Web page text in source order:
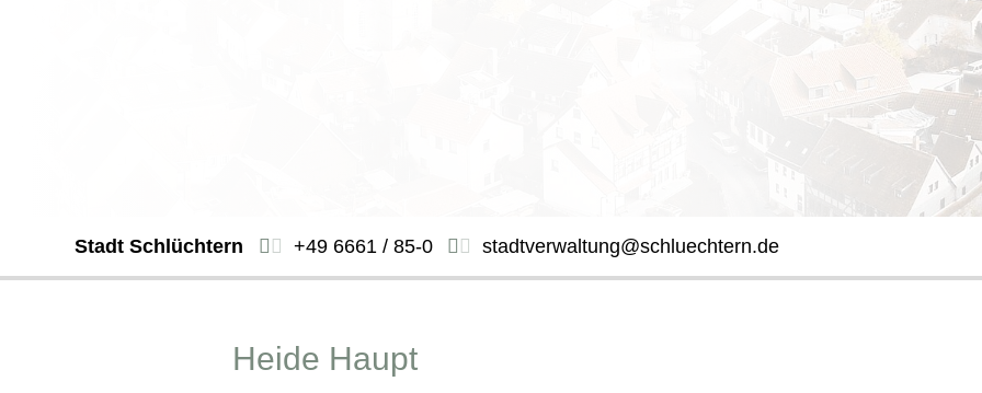
Stadt Schlüchtern +49 6661 / 85-0 stadtverwaltung@schluechtern.de
Heide Haupt